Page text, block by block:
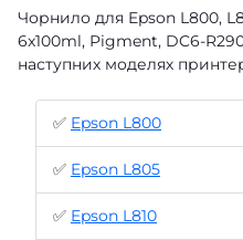
Чорнило для Epson L800,
6x100ml, Pigment, DC6-
наступних моделях
✅ Epson L800
✅ Epson L805
✅ Epson L810